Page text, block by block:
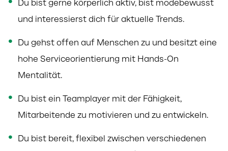
Du bist gerne körperlich aktiv, bist modebewusst
und interessierst dich für aktuelle Trends.
Du gehst offen auf Menschen zu und besitzt eine
hohe Serviceorientierung mit Hands-On
Mentalität.
Du bist ein Teamplayer mit der Fähigkeit,
Mitarbeitende zu motivieren und zu entwickeln.
Du bist bereit, flexibel zwischen verschiedenen